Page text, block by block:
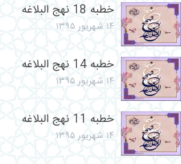
خطبه 18 نهج البلاغه
۱۴ شهریور ۱۳۹۵
خطبه 14 نهج البلاغه
۱۴ شهریور ۱۳۹۵
خطبه 11 نهج البلاغه
۱۴ شهریور ۱۳۹۵